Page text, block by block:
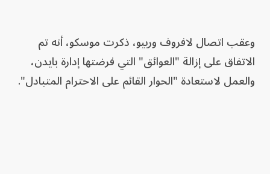
وعقب اتصال لافروف وربيو، ذكرت موسكو، أنه تم
الاتفاق على إزالة "العوائق" التي فرضتها إدارة بايدن،
والعمل لاستعادة "الحوار القائم على الاحترام المتبادل".